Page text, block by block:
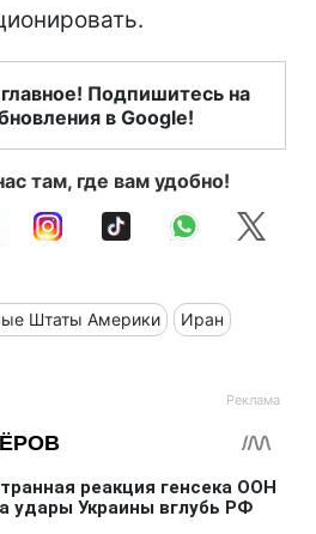
Подпишитесь на
в Google!
там, где вам удобно!
Штаты Америки Иран